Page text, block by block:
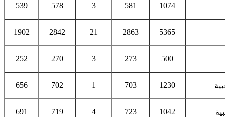
1074
581
3
578
539
5365
2863
21
2842
1902
500
273
3
270
252
1230
703
1
702
656
1042
723
4
719
691